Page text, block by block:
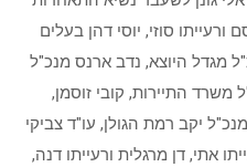
סוזי, יוסי דהן בעלים
מגדל היוצא, נדב ארנס מנכ"ל
התיירות, קובי זוסמן,
יקב רמת הגולן, עו"ד צביקי
אתי, דן מרגלית ורעייתו דנה,